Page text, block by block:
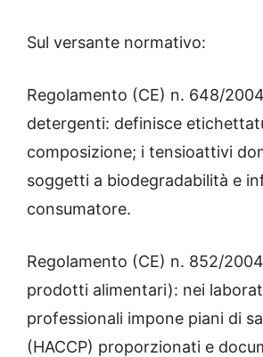
Sul versante normativo:
Regolamento (CE) n. 648/
detergenti: definisce
composizione; i tensioattivi
soggetti a biodegradabilità e
consumatore.
Regolamento (CE) n. 852/
prodotti alimentari): nei
professionali impone piani di
(HACCP) proporzionati e